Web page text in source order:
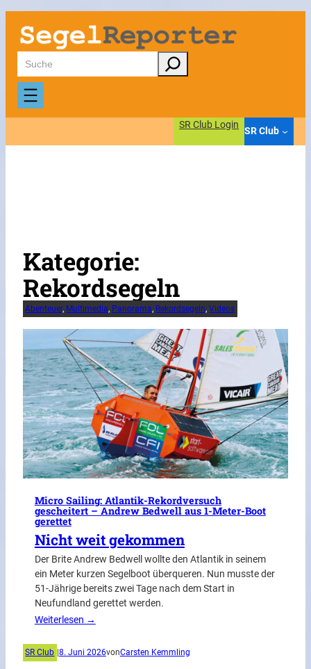
Zum
Inhalt
springen
Suchen
SR Club Login
SR Club
Kategorie:
Rekordsegeln
Abenteuer, Multimedia, Panorama, Rekordsegeln, Videos
Micro Sailing: Atlantik-Rekordversuch
gescheitert – Andrew Bedwell aus 1-Meter-Boot
gerettet
Nicht weit gekommen
Der Brite Andrew Bedwell wollte den Atlantik in seinem
ein Meter kurzen Segelboot überqueren. Nun musste der
51-Jährige bereits zwei Tage nach dem Start in
Neufundland gerettet werden.
Weiterlesen →
SR Club 8. Juni 2026vonCarsten Kemmling